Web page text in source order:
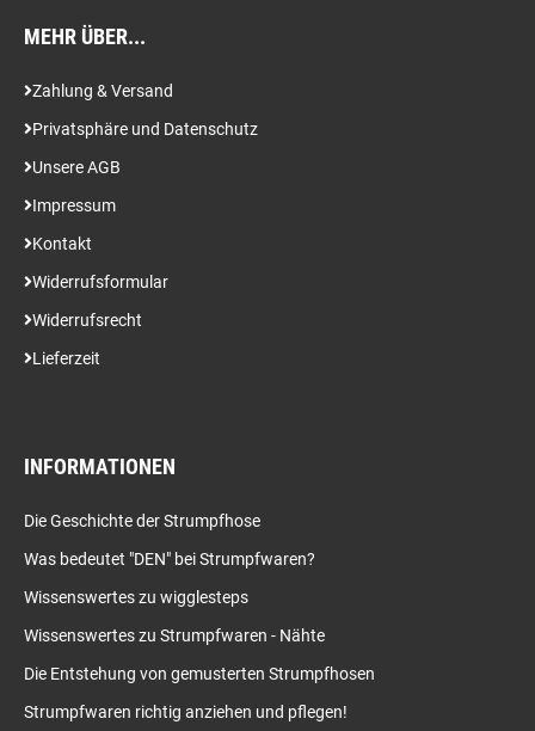
MEHR ÜBER...
Zahlung & Versand
Privatsphäre und Datenschutz
Unsere AGB
Impressum
Kontakt
Widerrufsformular
Widerrufsrecht
Lieferzeit
INFORMATIONEN
Die Geschichte der Strumpfhose
Was bedeutet "DEN" bei Strumpfwaren?
Wissenswertes zu wigglesteps
Wissenswertes zu Strumpfwaren - Nähte
Die Entstehung von gemusterten Strumpfhosen
Strumpfwaren richtig anziehen und pflegen!